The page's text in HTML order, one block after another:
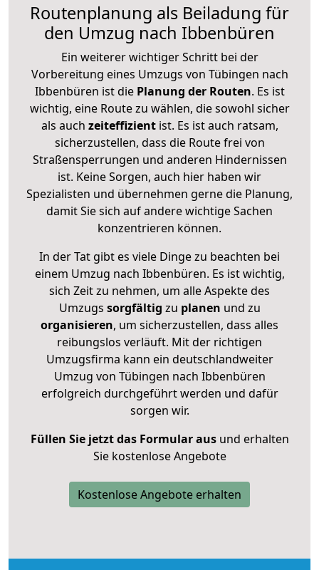
Routenplanung als Beiladung für
den Umzug nach Ibbenbüren
Ein weiterer wichtiger Schritt bei der
Vorbereitung eines Umzugs von Tübingen nach
Ibbenbüren ist diePlanung der Routen. Es ist
wichtig, eine Route zu wählen, die sowohl sicher
als auch zeiteffizientist. Es ist auch ratsam,
sicherzustellen, dass die Route frei von
Straßensperrungen und anderen Hindernissen
ist. Keine Sorgen, auch hier haben wir
Spezialisten und übernehmen gerne die Planung,
damit Sie sich auf andere wichtige Sachen
konzentrieren können.
In der Tat gibt es viele Dinge zu beachten bei
einem Umzug nach Ibbenbüren. Es ist wichtig,
sich Zeit zu nehmen, um alle Aspekte des
Umzugs sorgfältig zu planen und zu
organisieren, um sicherzustellen, dass alles
reibungslos verläuft. Mit der richtigen
Umzugsfirma kann ein deutschlandweiter
Umzug von Tübingen nach Ibbenbüren
erfolgreich durchgeführt werden und dafür
sorgen wir.
Füllen Sie jetzt das Formular ausund erhalten
Sie kostenlose Angebote
Kostenlose Angebote erhalten